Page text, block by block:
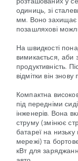
одиниць, зі
мм. Воно захищає
позашляхові
На швидкості
вимикається, аби
продуктивність.
відмітки він
Компактна
під передніми
інженерів. Вона
струму (змінює
батареї на
мережі) та
кВт для